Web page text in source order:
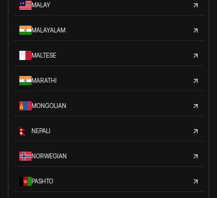
MALAY
MALAYALAM
MALTESE
MARATHI
MONGOLIAN
NEPALI
NORWEGIAN
PASHTO